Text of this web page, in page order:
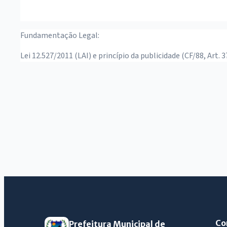
Fundamentação Legal:
Lei 12.527/2011 (LAI) e princípio da publicidade (CF/88, Art.
Prefeitura Municipal de